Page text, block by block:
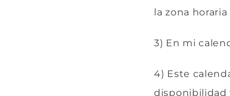
la zona
3) En mi
4) Este
disponibilidad